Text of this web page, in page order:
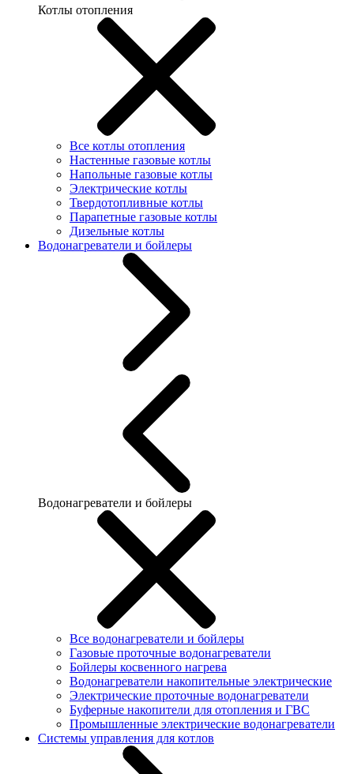
Котлы отопления
Все котлы отопления
Настенные газовые котлы
Напольные газовые котлы
Электрические котлы
Твердотопливные котлы
Парапетные газовые котлы
Дизельные котлы
Водонагреватели и бойлеры
Водонагреватели и бойлеры
Все водонагреватели и бойлеры
Газовые проточные водонагреватели
Бойлеры косвенного нагрева
Водонагреватели накопительные электрические
Электрические проточные водонагреватели
Буферные накопители для отопления и ГВС
Промышленные электрические водонагреватели
Системы управления для котлов